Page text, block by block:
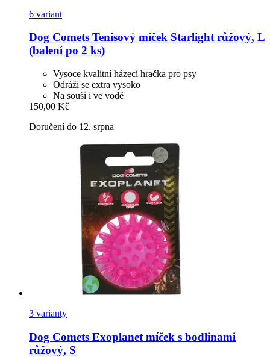
6 variant
Dog Comets Tenisový míček Starlight růžový, L
(balení po 2 ks)
Vysoce kvalitní házecí hračka pro psy
Odráží se extra vysoko
Na souši i ve vodě
150,00 Kč
Doručení do 12. srpna
3 varianty
Dog Comets Exoplanet míček s bodlinami
růžový, S